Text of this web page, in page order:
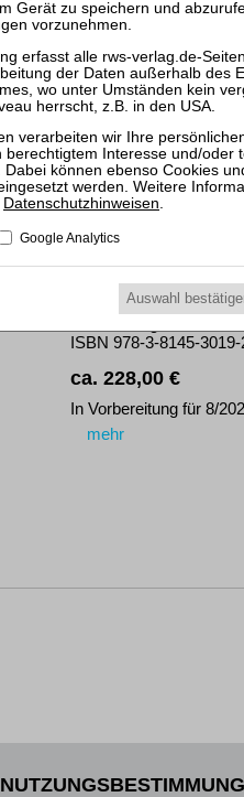
78,00 €
Sofort lieferbar
mehr
Mönning (Hrsg.)
Betriebsfortführung
Restrukturieung und
Insolvenz
RWS-Handbuch
5., neu bearb. Aufl. 2027
Gbd. ca. 1800 Seiten
ISBN 978-3-8145-3019-
ca. 228,00 €
In Vorbereitung für 8/
mehr
Datenschutzhinweisen.
Google Analytics
Auswahl